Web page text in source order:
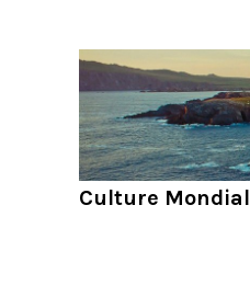
Culture Mondial